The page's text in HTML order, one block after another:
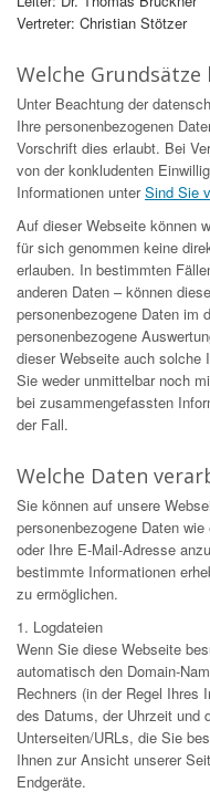
Vertreter: Christian Stötzer
Welche Grundsätze
Unter Beachtung der
Ihre personenbezogenen
Vorschrift dies erlaubt. Bei
von der konkludenten
Informationen unterSind Sie
Auf dieser Webseite können
für sich genommen keine
erlauben. In bestimmten
anderen Daten – können
personenbezogene Daten im
personenbezogene
dieser Webseite auch solche
Sie weder unmittelbar noch
bei zusammengefassten
der Fall.
Welche Daten
Sie können auf unsere
personenbezogene Daten
oder Ihre E-Mail-Adresse
bestimmte Informationen
zu ermöglichen.
1. Logdateien
Wenn Sie diese Webseite
automatisch den Domain-
Rechners (in der Regel Ihres
des Datums, der Uhrzeit und
Unterseiten/URLs, die Sie
Ihnen zur Ansicht unserer
Endgeräte.